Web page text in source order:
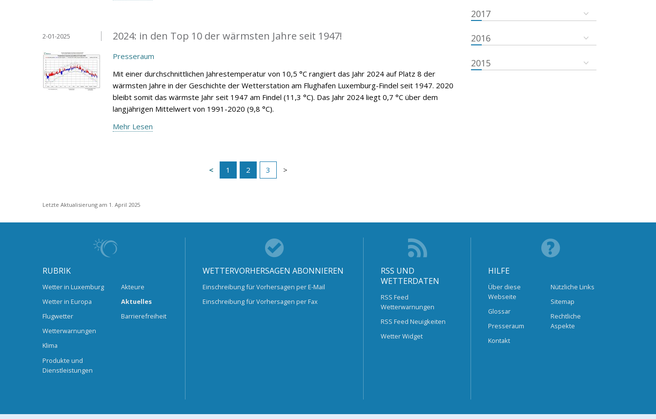
2024: in den Top 10 der wärmsten Jahre seit 1947!
2-01-2025
Presseraum
Mit einer durchschnittlichen Jahrestemperatur von 10,5 °C rangiert das Jahr 2024 auf Platz 8 der
wärmsten Jahre in der Geschichte der Wetterstation am Flughafen Luxemburg-Findel seit 1947. 2020
bleibt somit das wärmste Jahr seit 1947 am Findel (11,3 °C). Das Jahr 2024 liegt 0,7 °C über dem
langjährigen Mittelwert von 1991-2020 (9,8 °C).
Mehr Lesen
1 2 3
2017
2016
2015
Letzte Aktualisierung am 1. April 2025
RUBRIK
Wetter in Luxemburg
Wetter in Europa
Flugwetter
Wetterwarnungen
Klima
Produkte und
Dienstleistungen
Akteure
Aktuelles
Barrierefreiheit
WETTERVORHERSAGEN ABONNIEREN
Einschreibung für Vorhersagen per E-Mail
Einschreibung für Vorhersagen per Fax
RSS UND
WETTERDATEN
RSS Feed
Wetterwarnungen
RSS Feed Neuigkeiten
Wetter Widget
HILFE
Über diese
Webseite
Glossar
Presseraum
Kontakt
Nützliche Links
Sitemap
Rechtliche
Aspekte